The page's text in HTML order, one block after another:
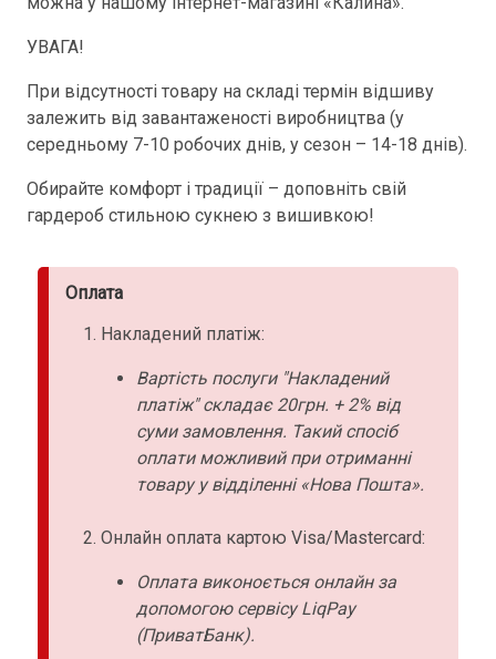
УВАГА!
При відсутності товару на складі термін відшиву
залежить від завантаженості виробництва (у
середньому 7-10 робочих днів, у сезон – 14-18 днів).
Обирайте комфорт і традиції – доповніть свій
гардероб стильною сукнею з вишивкою!
Оплата
Накладений платіж:
Вартість послуги "Накладений
платіж" складає 20грн. + 2% від
суми замовлення. Такий спосіб
оплати можливий при отриманні
товару у відділенні «Нова Пошта».
Онлайн оплата картою Visa/Mastercard:
Оплата виконоється онлайн за
допомогою сервісу LiqPay
(ПриватБанк).